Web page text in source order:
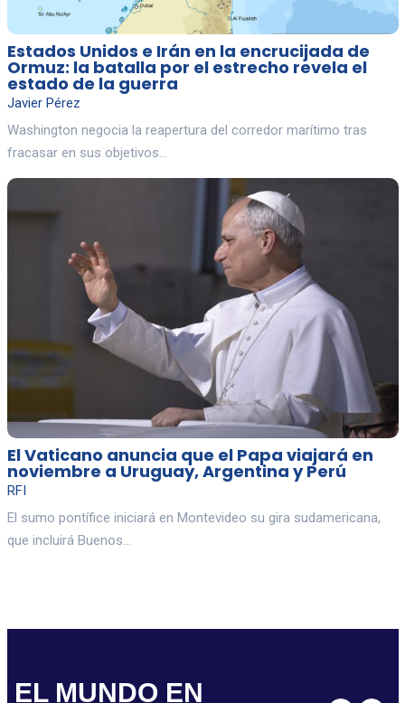
Estados Unidos e Irán en la encrucijada de
Ormuz: la batalla por el estrecho revela el
estado de la guerra
Javier Pérez
Washington negocia la reapertura del corredor marítimo tras
fracasar en sus objetivos…
El Vaticano anuncia que el Papa viajará en
noviembre a Uruguay, Argentina y Perú
RFI
El sumo pontífice iniciará en Montevideo su gira sudamericana,
que incluirá Buenos…
EL MUNDO EN